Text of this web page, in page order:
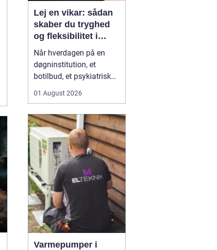
Lej en vikar: sådan
skaber du tryghed
og fleksibilitet i
hverdagen
Når hverdagen på en
døgninstitution, et
botilbud, et psykiatrisk
pludselig ændrer sig, kan
hænder opstå fra den
ene dag til den anden.
Sygdom, ferie, akutte
indskrivninger eller
komplekse borgersager
presser d...
01 August 2026
Varmepumper i